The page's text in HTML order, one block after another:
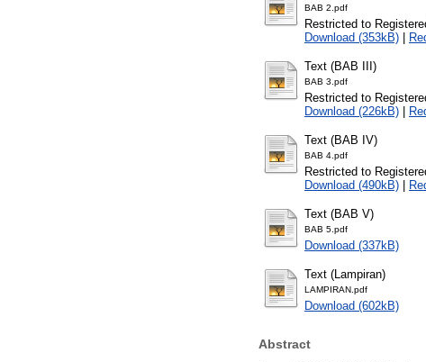
BAB 2.pdf
Restricted to
Download (353kB) |
Text (BAB III)
BAB 3.pdf
Restricted to
Download (226kB) |
Text (BAB IV)
BAB 4.pdf
Restricted to
Download (490kB) |
Text (BAB V)
BAB 5.pdf
Download (337kB)
Text (Lampiran)
LAMPIRAN.pdf
Download (602kB)
Abstract